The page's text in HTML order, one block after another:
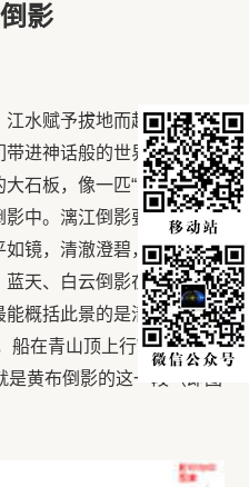
影
水赋予拔地而起的山以动
进神话般的世界。黄布滩
石板，像一匹“大黄布”而
中。漓江倒影要数黄布滩
镜，清澈澄碧，绿竹护
天、白云倒影在碧水之
概括此景的是清朝诗人袁
船在青山顶上行”。新版人
是黄布倒影的这一段（即图